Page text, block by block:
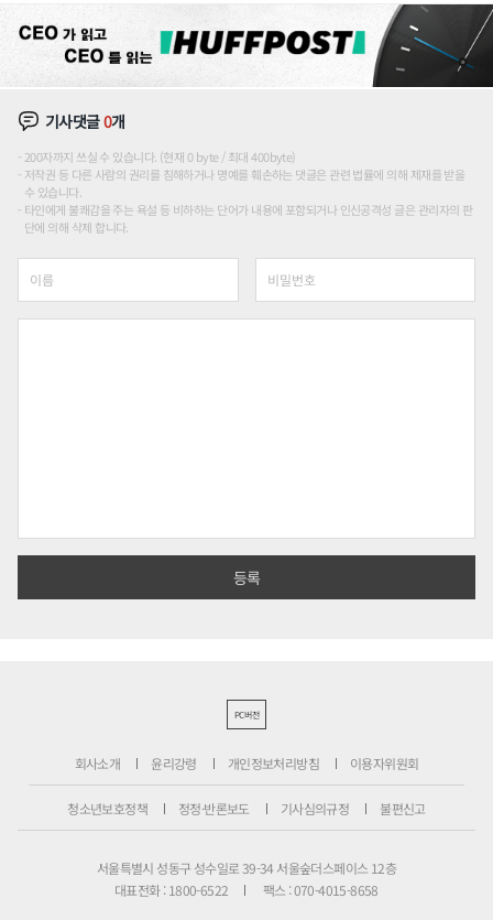
기사댓글0개
200자까지 쓰실 수 있습니다. (현재 0 byte / 최대 400byte)
저작권 등 다른 사람의 권리를 침해하거나 명예를 훼손하는 댓글은 관련 법률에 의해 제재를 받을
수 있습니다.
타인에게 불쾌감을 주는 욕설 등 비하하는 단어가 내용에 포함되거나 인신공격성 글은 관리자의 판
단에 의해 삭제 합니다.
PC버전
회사소개 윤리강령 개인정보처리방침 이용자위원회
청소년보호정책 정정·반론보도 기사심의규정 불편신고
서울특별시 성동구 성수일로 39-34 서울숲더스페이스 12층
대표전화 : 1800-6522
팩스 : 070-4015-8658